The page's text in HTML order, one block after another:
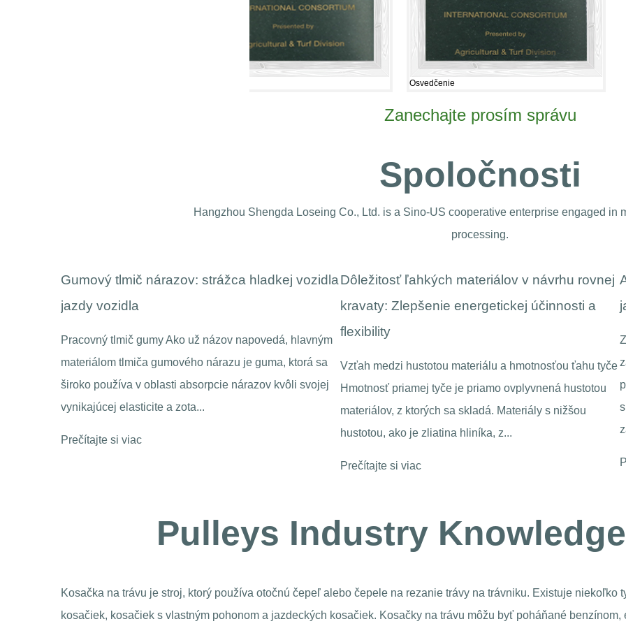
Zanechajte prosím správu
Spoločnosti
Hangzhou Shengda Loseing Co., Ltd. is a Sino-US cooperative enterprise engaged in
processing.
vozidlaDôležitosť ľahkých materiálov v návrhu rovnej
kravaty: Zlepšenie energetickej účinnosti a
flexibility
Vzťah medzi hustotou materiálu a hmotnosťou ťahu tyče
Hmotnosť priamej tyče je priamo ovplyvnená hustotou
materiálov, z ktorých sa skladá. Materiály s nižšou
hustotou, ako je zliatina hliníka, z...
Automobilový tlmič: kľúč k ochrane hladkej
jazdy a dlhovekosti vozidiel
Zásah nárazu: „Guardian“ prameňov V systéme
zavesenia vozidla je pružina nevyhnutným elastickým
prvkom. Je zodpovedný za absorbovanie nárazu
spôsobeného nerovnomerným povrchom cesty a za
zabezpe...
Prečítajte si viac
Pulleys Industry
Kosačka na trávu je stroj, ktorý používa otočnú čepeľ alebo čepele na rezanie trávy na trávniku. Existuje niekoľko
kosačiek, kosačiek s vlastným pohonom a jazdeckých kosačiek. Kosačky na trávu môžu byť poháňané